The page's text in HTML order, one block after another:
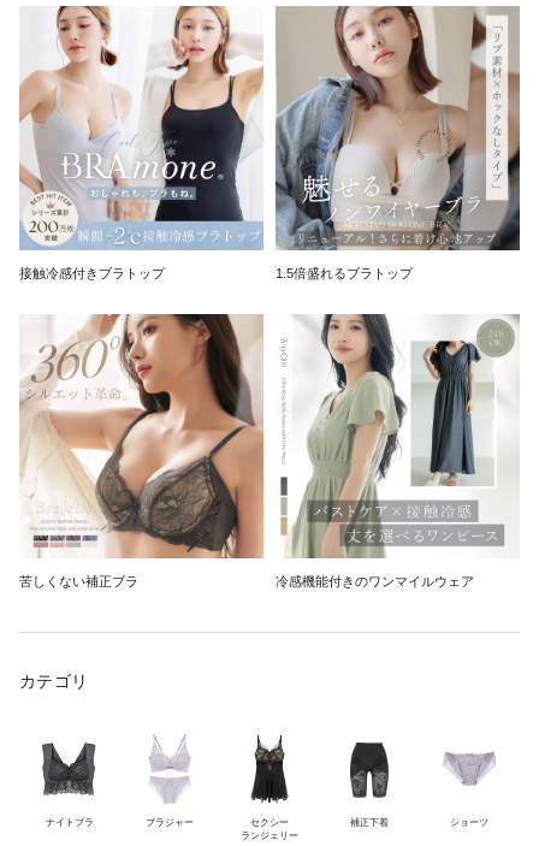
接触冷感付きブラトップ 1.5倍盛れるブラトップ
苦しくない補正ブラ 冷感機能付きのワンマイルウェア
カテゴリ
ナイトブラ ブラジャー
セクシー
ランジェリー
補正下着 ショーツ